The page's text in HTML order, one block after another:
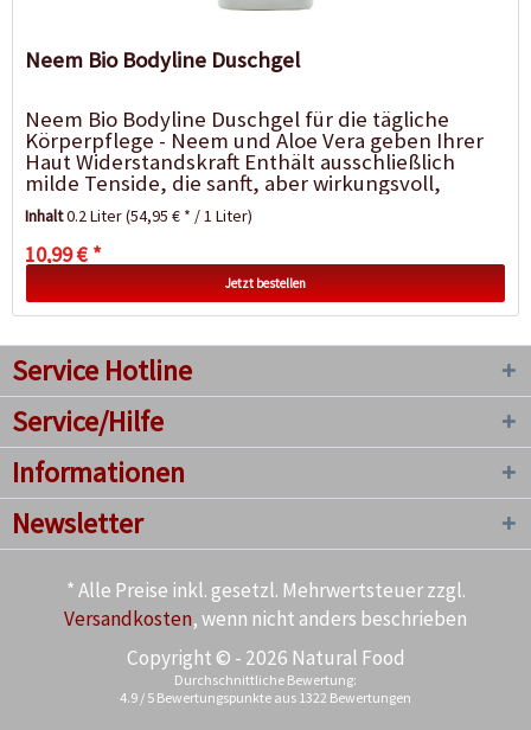
Neem Bio Bodyline Duschgel
Neem Bio Bodyline Duschgel für die tägliche
Körperpflege - Neem und Aloe Vera geben Ihrer
Haut Widerstandskraft Enthält ausschließlich
milde Tenside, die sanft, aber wirkungsvoll,
trockene und...
Inhalt0.2 Liter(54,95 € * / 1 Liter)
10,99 € *
Jetzt bestellen
Service Hotline
Service/Hilfe
Informationen
Newsletter
* Alle Preise inkl. gesetzl. Mehrwertsteuer zzgl.
Versandkosten, wenn nicht anders beschrieben
Copyright © - 2026 Natural Food
Durchschnittliche Bewertung:
4.9 / 5 Bewertungspunkte aus 1322 Bewertungen